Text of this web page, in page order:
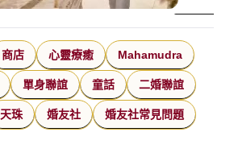
商店 心靈療癒 Mahamudra
單身聯誼 童話 二婚聯誼
天珠 婚友社 婚友社常見問題